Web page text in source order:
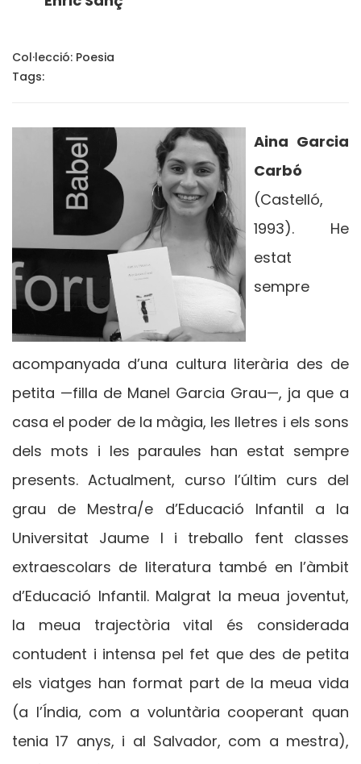
Col·lecció: Poesia
Tags:
Aina Garcia
Carbó
(Castelló,
1993). He
estat
sempre
acompanyada d’una cultura literària des de
petita —filla de Manel Garcia Grau—, ja que a
casa el poder de la màgia, les lletres i els sons
dels mots i les paraules han estat sempre
presents. Actualment, curso l’últim curs del
grau de Mestra/e d’Educació Infantil a la
Universitat Jaume I i treballo fent classes
extraescolars de literatura també en l’àmbit
d’Educació Infantil. Malgrat la meua joventut,
la meua trajectòria vital és considerada
contudent i intensa pel fet que des de petita
els viatges han format part de la meua vida
(a l’Índia, com a voluntària cooperant quan
tenia 17 anys, i al Salvador, com a mestra),